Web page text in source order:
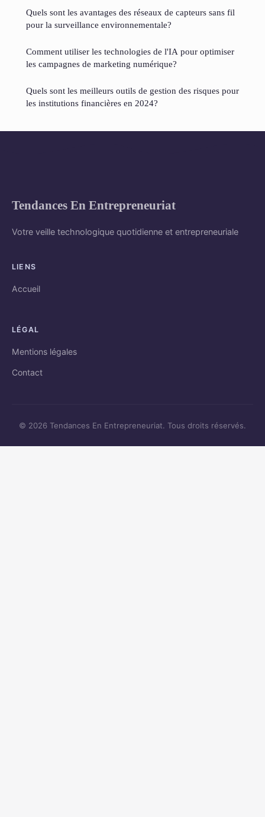
Quels sont les avantages des réseaux de capteurs sans fil
pour la surveillance environnementale?
Comment utiliser les technologies de l'IA pour optimiser
les campagnes de marketing numérique?
Quels sont les meilleurs outils de gestion des risques pour
les institutions financières en 2024?
Tendances En Entrepreneuriat
Votre veille technologique quotidienne et entrepreneuriale
LIENS
Accueil
LÉGAL
Mentions légales
Contact
© 2026 Tendances En Entrepreneuriat. Tous droits réservés.